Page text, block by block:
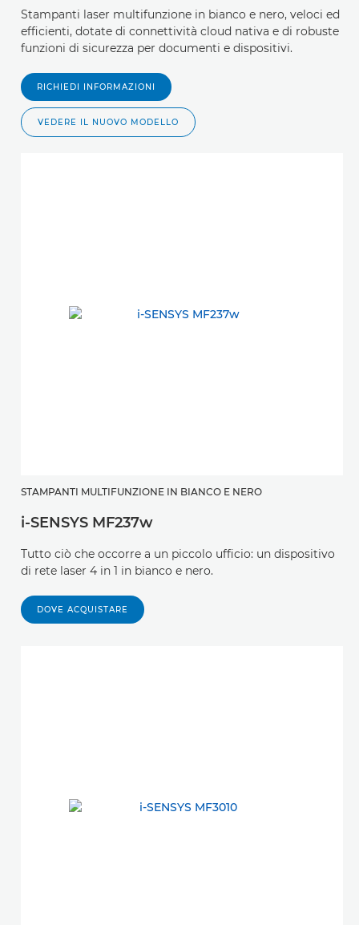
Stampanti laser multifunzione in bianco e nero, veloci ed
efficienti, dotate di connettività cloud nativa e di robuste
funzioni di sicurezza per documenti e dispositivi.
RICHIEDI INFORMAZIONI
VEDERE IL NUOVO MODELLO
STAMPANTI MULTIFUNZIONE IN BIANCO E NERO
i-SENSYS MF237w
Tutto ciò che occorre a un piccolo ufficio: un dispositivo
di rete laser 4 in 1 in bianco e nero.
DOVE ACQUISTARE